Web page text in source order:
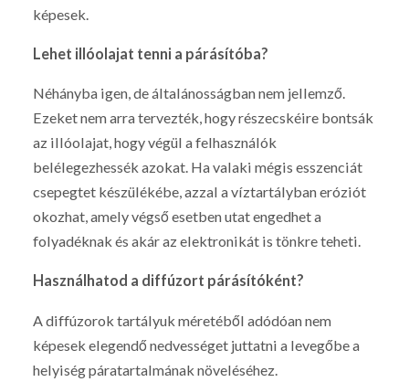
képesek.
Lehet illóolajat tenni a párásítóba?
Néhányba igen, de általánosságban nem jellemző.
Ezeket nem arra tervezték, hogy részecskéire bontsák
az illóolajat, hogy végül a felhasználók
belélegezhessék azokat. Ha valaki mégis esszenciát
csepegtet készülékébe, azzal a víztartályban eróziót
okozhat, amely végső esetben utat engedhet a
folyadéknak és akár az elektronikát is tönkre teheti.
Használhatod a diffúzort párásítóként?
A diffúzorok tartályuk méretéből adódóan nem
képesek elegendő nedvességet juttatni a levegőbe a
helyiség páratartalmának növeléséhez.